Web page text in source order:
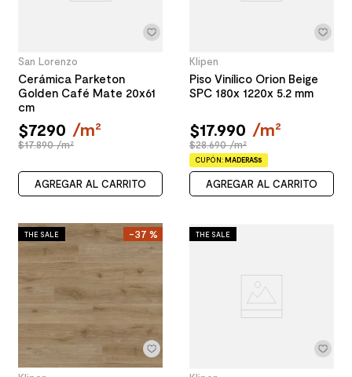
San Lorenzo
Cerámica Parketon
Golden Café Mate 20x61
cm
$7290 /m²
$17.890 /m²
AGREGAR AL CARRITO
Klipen
Piso Vinílico Orion Beige
SPC 180x 1220x 5.2 mm
$17.990 /m²
$28.690 /m²
CUPÓN:MADERAS5
AGREGAR AL CARRITO
-37 %
THE SALE THE SALE